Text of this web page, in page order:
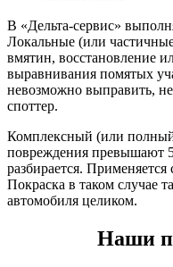
В «Дельта-сервис»
Локальные (или
вмятин, восстановление
выравнивания помятых
невозможно выправить, не
споттер.
Комплексный (или
повреждения превышают
разбирается. Применяется
Покраска в таком случае
автомобиля целиком.
Наши